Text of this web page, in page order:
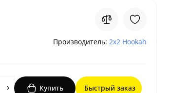
Производитель: 2x2 Hookah
Купить Быстрый заказ